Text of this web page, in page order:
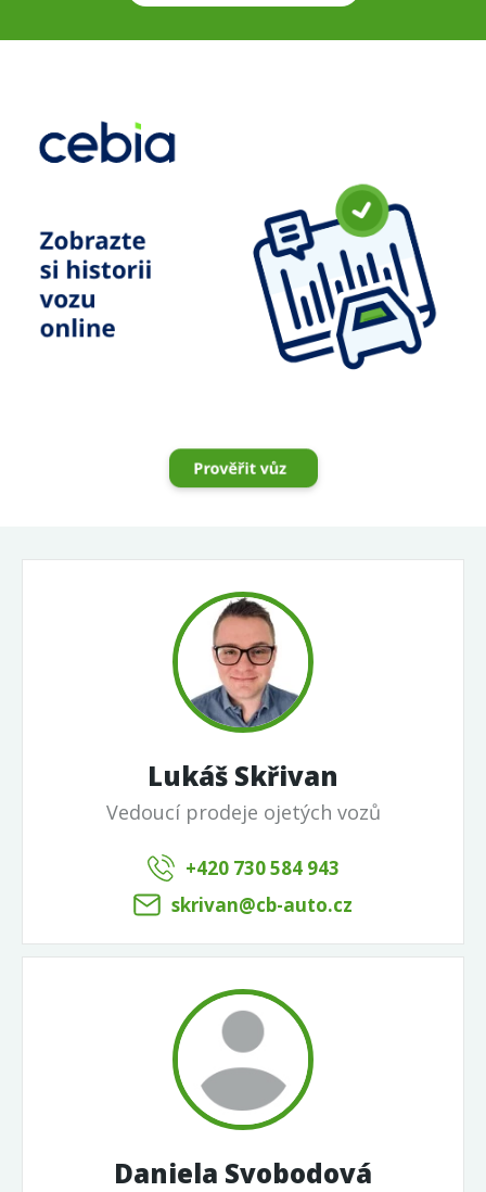
Lukáš Skřivan
Vedoucí prodeje ojetých vozů
+420 730 584 943
skrivan@cb-auto.cz
Daniela Svobodová